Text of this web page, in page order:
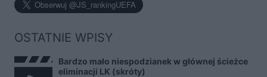
OSTATNIE WPISY
Bardzo mało niespodzianek w głównej ścieżce
eliminacji LK (skróty)